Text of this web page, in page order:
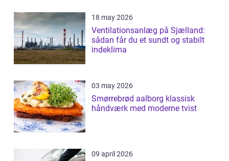
18 may 2026
Ventilationsanlæg på Sjælland:
sådan får du et sundt og stabilt
indeklima
03 may 2026
Smørrebrød aalborg klassisk
håndværk med moderne tvist
09 april 2026